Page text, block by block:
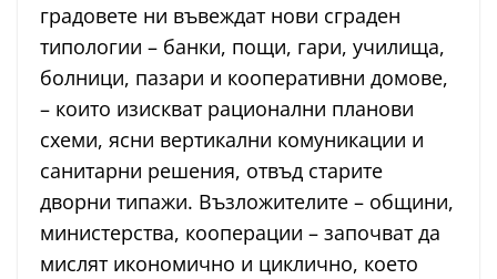
градовете ни въвеждат нови сграден
типологии – банки, пощи, гари, училища,
болници, пазари и кооперативни домове,
– които изискват рационални планови
схеми, ясни вертикални комуникации и
санитарни решения, отвъд старите
дворни типажи. Възложителите – общини,
министерства, кооперации – започват да
мислят икономично и циклично, което